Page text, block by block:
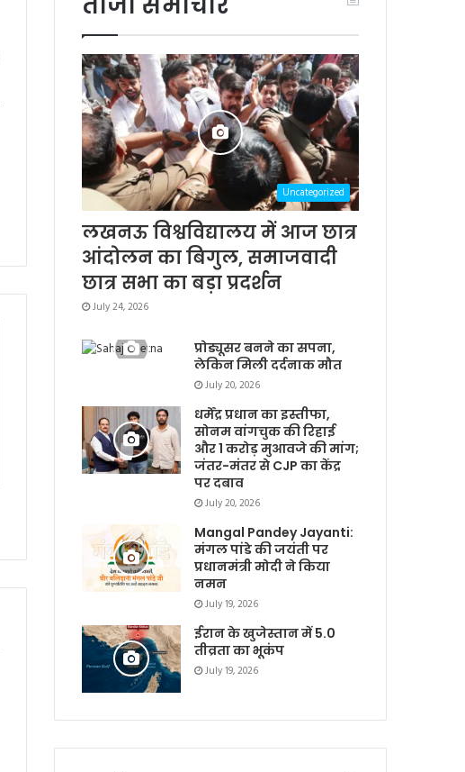
Uncategorized
लखनऊ विश्वविद्यालय में आज छात्र
आंदोलन का बिगुल, समाजवादी
छात्र सभा का बड़ा प्रदर्शन
July 24, 2026
प्रोड्यूसर बनने का सपना,
लेकिन मिली दर्दनाक मौत
July 20, 2026
धर्मेंद्र प्रधान का इस्तीफा,
सोनम वांगचुक की रिहाई
और 1 करोड़ मुआवजे की मांग;
जंतर-मंतर से CJP का केंद्र
पर दबाव
July 20, 2026
Mangal Pandey Jayanti:
मंगल पांडे की जयंती पर
प्रधानमंत्री मोदी ने किया
नमन
July 19, 2026
ईरान के खुजेस्तान में 5.0
तीव्रता का भूकंप
July 19, 2026